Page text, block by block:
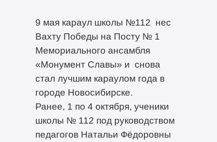
9 мая караул школы №112 нес
Вахту Победы на Посту № 1
Мемориального ансамбля
«Монумент Славы» и снова
стал лучшим караулом года в
городе Новосибирске.
Ранее, 1 по 4 октября, ученики
школы № 112 под руководством
педагогов Натальи Фёдоровны